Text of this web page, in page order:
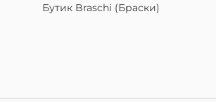
Бутик Braschi (Браски)